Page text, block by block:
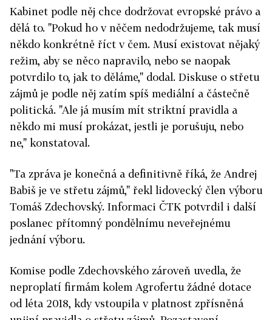
Kabinet podle něj chce dodržovat evropské právo a
dělá to. "Pokud ho v něčem nedodržujeme, tak musí
někdo konkrétně říct v čem. Musí existovat nějaký
režim, aby se něco napravilo, nebo se naopak
potvrdilo to, jak to děláme," dodal. Diskuse o střetu
zájmů je podle něj zatím spíš mediální a částečně
politická. "Ale já musím mít striktní pravidla a
někdo mi musí prokázat, jestli je porušuju, nebo
ne," konstatoval.
"Ta zpráva je konečná a definitivně říká, že Andrej
Babiš je ve střetu zájmů," řekl lidovecký člen výboru
Tomáš Zdechovský. Informaci ČTK potvrdil i další
poslanec přítomný pondělnímu neveřejnému
jednání výboru.
Komise podle Zdechovského zároveň uvedla, že
neproplatí firmám kolem Agrofertu žádné dotace
od léta 2018, kdy vstoupila v platnost zpřísněná